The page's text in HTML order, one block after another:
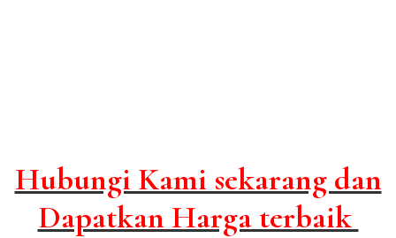
Hubungi Kami sekarang dan
Dapatkan Harga terbaik